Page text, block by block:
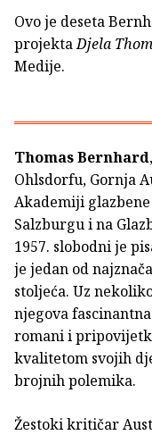
Ovo je deseta
projektaDjela
Medije.
Thomas Bernhard
Ohlsdorfu, Gornja
Akademiji
Salzburgu i na
1957. slobodni je
je jedan od
stoljeća. Uz
njegova
romani i
kvalitetom svojih
brojnih polemika.
Žestoki kritičar